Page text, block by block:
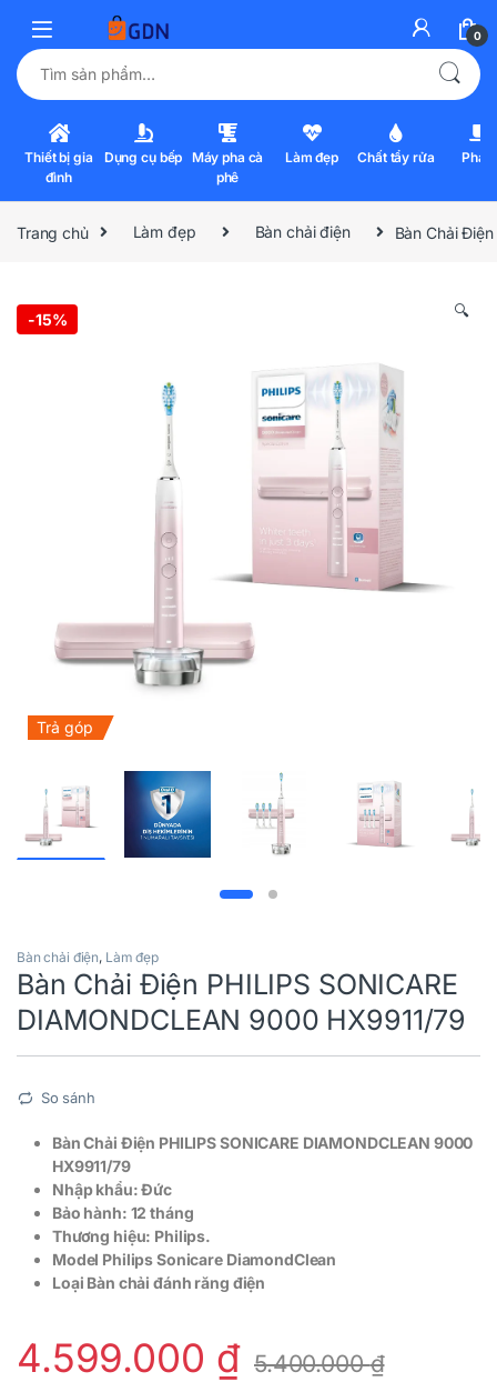
0
Tìm kiếm:
Thiết bị gia
đình
Dụng cụ bếp Máy pha cà
phê
Làm đẹp Chất tẩy rửa Pha
Trang chủ Làm đẹp Bàn chải điện Bàn Chải
-15% 🔍
Trả góp
Bàn chải điện, Làm đẹp
Bàn Chải Điện PHILIPS SONICARE
DIAMONDCLEAN 9000 HX9911/79
So sánh
Bàn Chải Điện PHILIPS SONICARE DIAMONDCLEAN 9000
HX9911/79
Nhập khẩu: Đức
Bảo hành: 12 tháng
Thương hiệu: Philips.
Model Philips Sonicare DiamondClean
Loại Bàn chải đánh răng điện
4.599.000 ₫ 5.400.000₫